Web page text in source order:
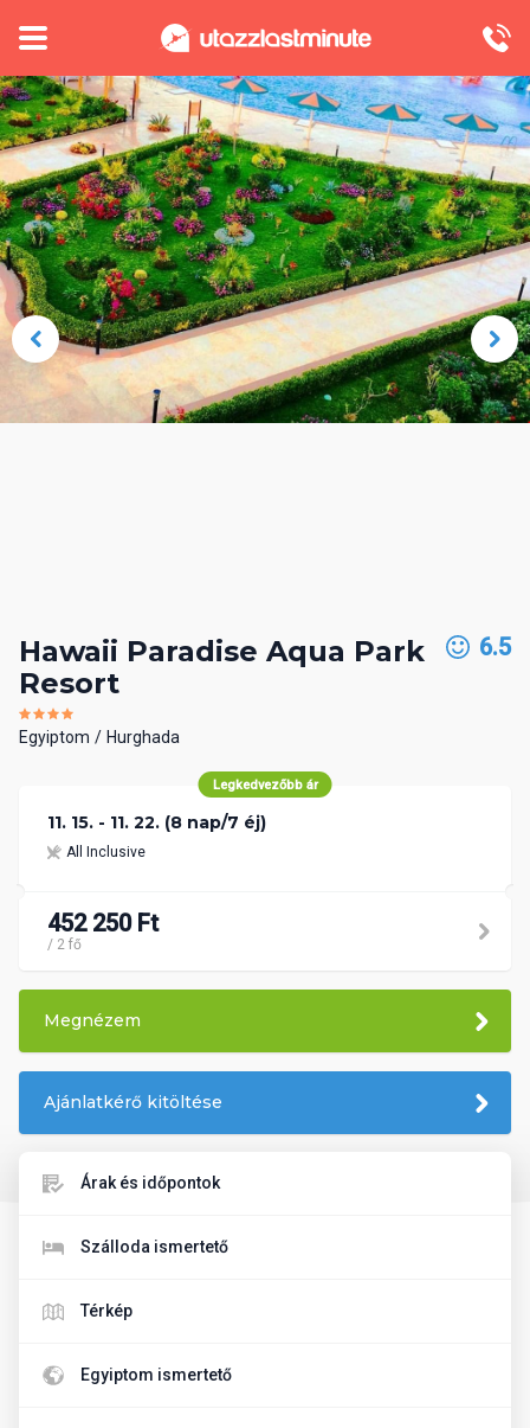
Hawaii Paradise Aqua Park
Resort
Egyiptom Hurghada
6.5
Legkedvezőbb ár
11. 15. - 11. 22. (8 nap/7 éj)
All Inclusive
452 250 Ft
/ 2 fő
Megnézem
Ajánlatkérő kitöltése
Árak és időpontok
Szálloda ismertető
Térkép
Egyiptom ismertető